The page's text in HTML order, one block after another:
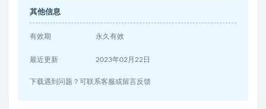
其他信息
有效期 永久有效
最近更新 2023年02月22日
下载遇到问题？可联系客服或留言反馈